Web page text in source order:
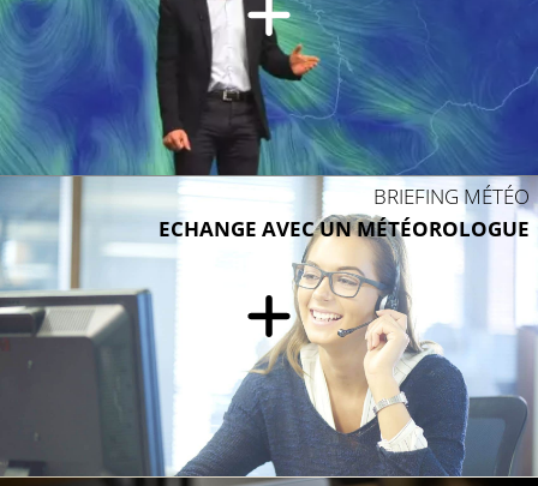
BRIEFING MÉTÉO
ECHANGE AVEC UN MÉTÉOROLOGUE